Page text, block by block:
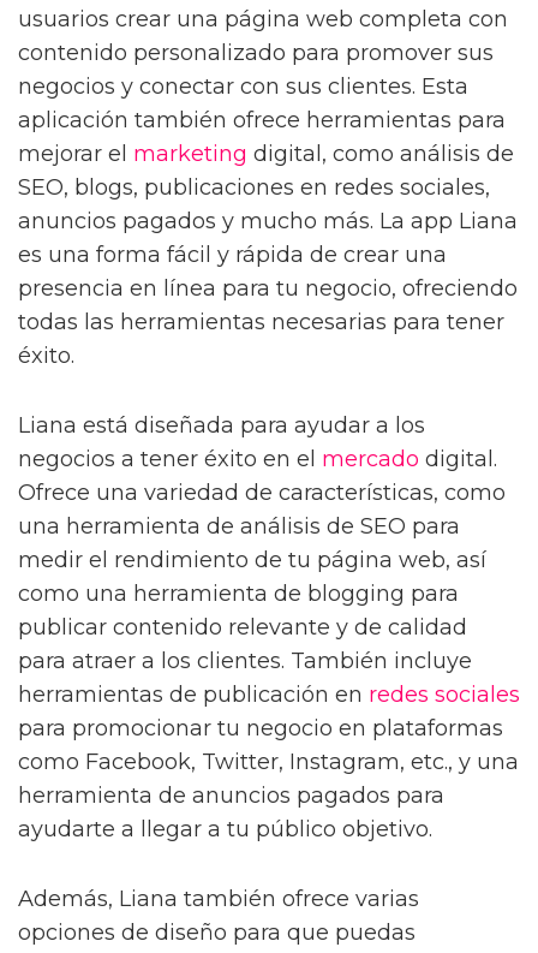
usuarios crear una página web completa con
contenido personalizado para promover sus
negocios y conectar con sus clientes. Esta
aplicación también ofrece herramientas para
mejorar el marketing digital, como análisis de
SEO, blogs, publicaciones en redes sociales,
anuncios pagados y mucho más. La app Liana
es una forma fácil y rápida de crear una
presencia en línea para tu negocio, ofreciendo
todas las herramientas necesarias para tener
éxito.
Liana está diseñada para ayudar a los
negocios a tener éxito en el mercado digital.
Ofrece una variedad de características, como
una herramienta de análisis de SEO para
medir el rendimiento de tu página web, así
como una herramienta de blogging para
publicar contenido relevante y de calidad
para atraer a los clientes. También incluye
herramientas de publicación en redes sociales
para promocionar tu negocio en plataformas
como Facebook, Twitter, Instagram, etc., y una
herramienta de anuncios pagados para
ayudarte a llegar a tu público objetivo.
Además, Liana también ofrece varias
opciones de diseño para que puedas